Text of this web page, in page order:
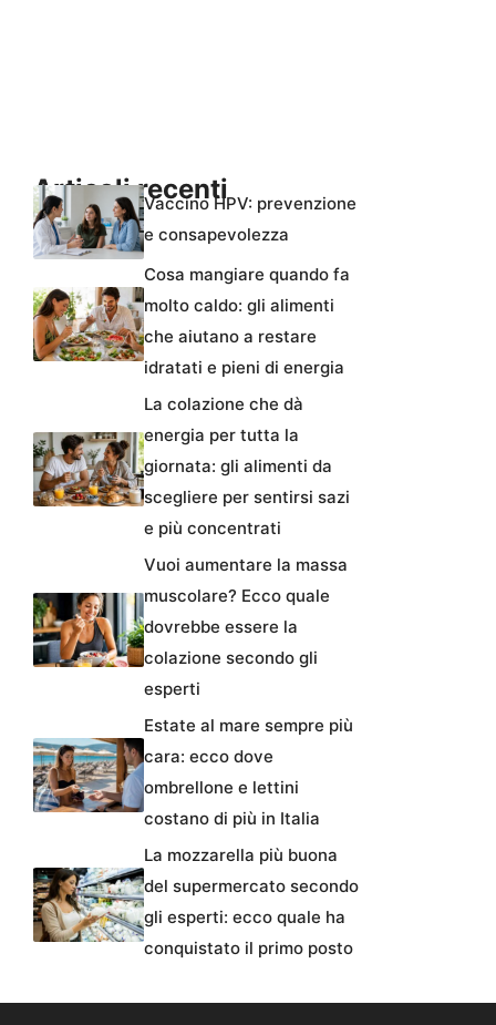
Articoli recentiVaccino HPV: prevenzione
e consapevolezza
Cosa mangiare quando fa
molto caldo: gli alimenti
che aiutano a restare
idratati e pieni di energia
La colazione che dà
energia per tutta la
giornata: gli alimenti da
scegliere per sentirsi sazi
e più concentrati
Vuoi aumentare la massa
muscolare? Ecco quale
dovrebbe essere la
colazione secondo gli
esperti
Estate al mare sempre più
cara: ecco dove
ombrellone e lettini
costano di più in Italia
La mozzarella più buona
del supermercato secondo
gli esperti: ecco quale ha
conquistato il primo posto